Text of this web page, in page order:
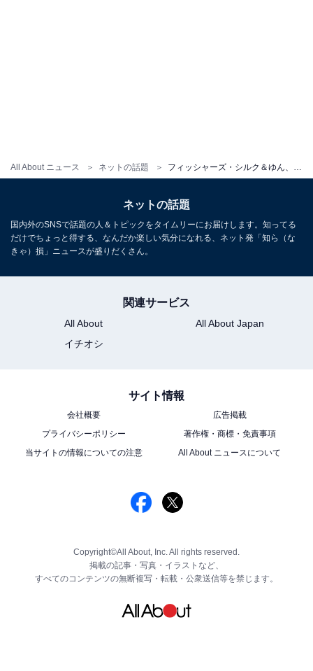
All About ニュース ネットの話題
ネットの話題
国内外のSNSで話題の人＆トピックをタイムリーにお届けします。知ってる
だけでちょっと得する、なんだか楽しい気分になれる、ネット発「知ら（な
きゃ）損」ニュースが盛りだくさん。
関連サービス
All About
All About Japan
イチオシ
サイト情報
会社概要
広告掲載
プライバシーポリシー
著作権・商標・免責事項
当サイトの情報についての注意
All About ニュースについて
Copyright©All About, Inc. All rights reserved.
掲載の記事・写真・イラストなど、
すべてのコンテンツの無断複写・転載・公衆送信等を禁じます。